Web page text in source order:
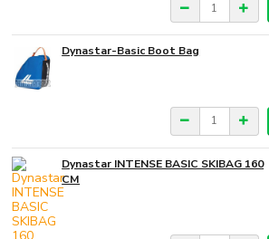
Dynastar-Basic Boot Bag
Dynastar INTENSE BASIC SKIBAG 160
CM